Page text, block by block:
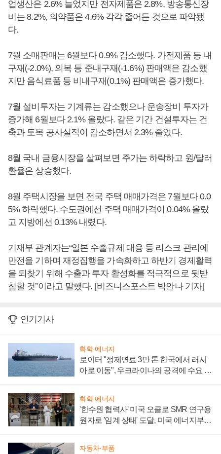
업생산은 2.6% 늘었지만 전자제품은 2.8%, 방송통신장
비는 8.2%, 의약품은 4.6% 각각 줄어든 것으로 파악됐
다.
7월 소매판매는 6월보다 0.9% 감소했다. 가전제품 등 내
구재(-2.0%), 의복 등 준내구재(-1.6%) 판매액은 감소했
지만 음식료품 등 비내구재(0.1%) 판매액은 증가했다.
7월 설비투자는 기계류는 감소했으나 운송장비 투자가
증가해 6월보다 2.1% 올랐다. 같은 기간 건설투자는 건
축과 토목 공사실적이 감소하면서 2.3% 줄었다.
8월 국내 금융시장을 살펴보면 주가는 하락하고 원/달러
환율은 상승했다.
8월 주택시장을 보면 전국 주택 매매가격은 7월보다 0.0
5% 하락했다. 수도권에선 주택 매매가격이 0.04% 올랐
고 지방에선 0.13% 내렸다.
기재부 관계자는“일본 수출규제 대응 등 리스크 관리에
만전을 기하며 재정집행을 가속화하고 하반기 경제활력
을 되찾기 위해 수출과 투자 활성화를 적극적으로 뒷받
침할 것”이라고 말했다. [비즈니스포스트 박안나 기자]
인기기사
화학·에너지
로이터 "정제연료 3만 톤 한국에서 러시
아로 이동", 우크라이나의 공격에 수요 늘
화학·에너지
'한수원 협력사' 미국 오클로 SMR 연구용
원자로 '임계 상태' 도달, 미국 에너지부
자동차·부품